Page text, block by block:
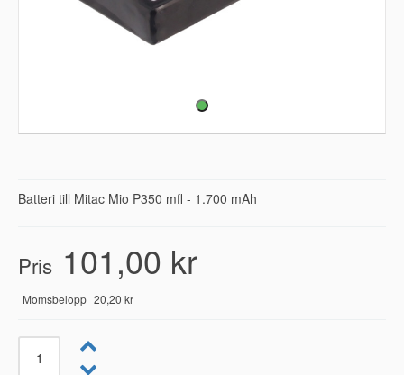
Batteri till Mitac Mio P350 mfl - 1.700 mAh
Pris 101,00 kr
Momsbelopp 20,20 kr